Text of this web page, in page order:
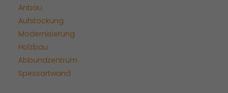
Anbau
Aufstockung
Modernisierung
Holzbau
Abbundzentrum
Spessartwand